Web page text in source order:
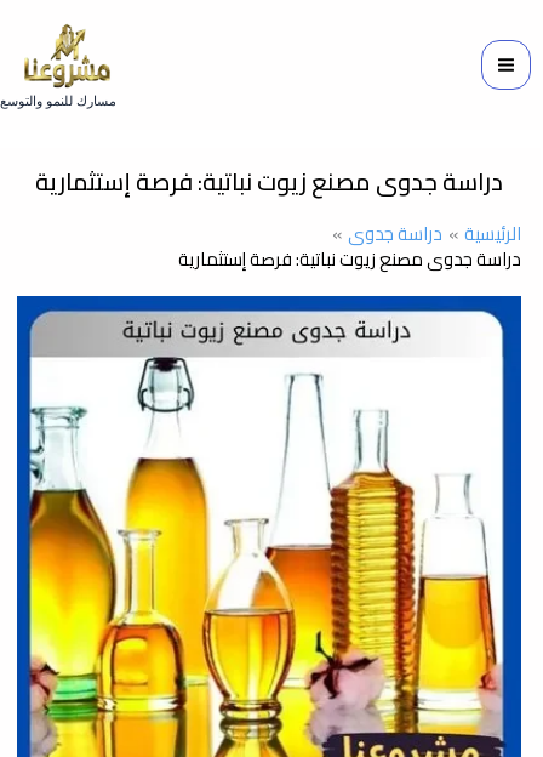
مسارك للنمو والتوسع
دراسة جدوى مصنع زيوت نباتية: فرصة إستثمارية
الرئيسية دراسة جدوى
دراسة جدوى مصنع زيوت نباتية: فرصة إستثمارية